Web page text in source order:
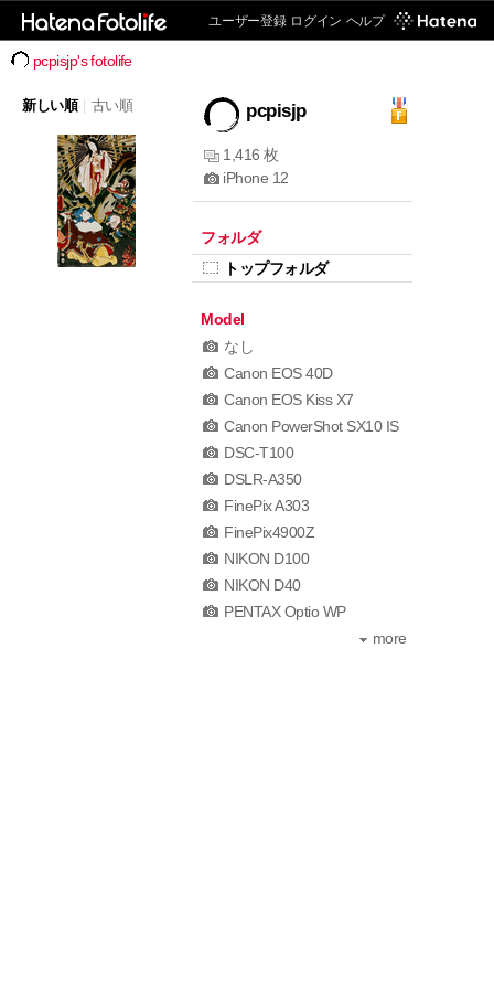
ユーザー登録 ログイン ヘルプ
pcpisjp's fotolife
新しい順 古い順 pcpisjp
1,416 枚
iPhone 12
フォルダ
トップフォルダ
Model
なし
Canon EOS 40D
Canon EOS Kiss X7
Canon PowerShot SX10 IS
DSC-T100
DSLR-A350
FinePix A303
FinePix4900Z
NIKON D100
NIKON D40
PENTAX Optio WP
more